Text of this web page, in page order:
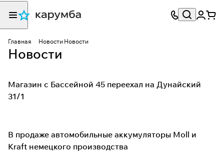
Главная Новости Новости
Новости
Магазин с Бассейной 45 переехал на Дунайский
31/1
В продаже автомобильные аккумуляторы Moll и
Kraft немецкого производства